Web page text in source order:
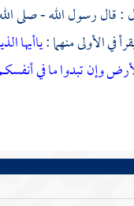
: قال رسول الله - صلى
في الأولى منهما :ياأيها
وإن تبدوا ما في